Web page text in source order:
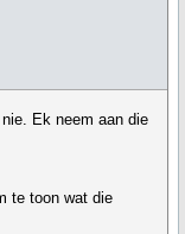
Ek neem aan die
te toon wat die